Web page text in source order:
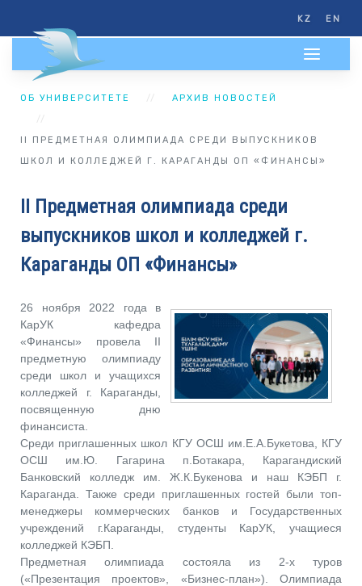
KZ EN
ОБ УНИВЕРСИТЕТЕ АРХИВ НОВОСТЕЙ
II ПРЕДМЕТНАЯ ОЛИМПИАДА СРЕДИ ВЫПУСКНИКОВ
ШКОЛ И КОЛЛЕДЖЕЙ Г. КАРАГАНДЫ ОП «ФИНАНСЫ»
II Предметная олимпиада среди
выпускников школ и колледжей г.
Караганды ОП «Финансы»
26 ноября 2022 года в
КарУК кафедра
«Финансы» провела ІІ
предметную олимпиаду
среди школ и учащихся
колледжей г. Караганды,
посвященную дню
финансиста.
Среди приглашенных школ КГУ ОСШ им.Е.А.Букетова, КГУ
ОСШ им.Ю. Гагарина п.Ботакара, Карагандиский
Банковский колледж им. Ж.К.Букенова и наш КЭБП г.
Караганда. Также среди приглашенных гостей были топ-
менеджеры коммерческих банков и Государственных
учреждений г.Караганды, студенты КарУК, учащиеся
колледжей КЭБП.
Предметная олимпиада состояла из 2-х туров
(«Презентация проектов», «Бизнес-план»). Олимпиада